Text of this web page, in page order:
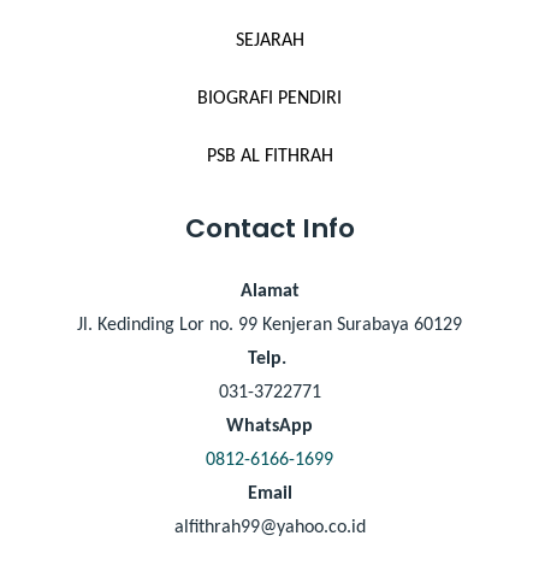
SEJARAH
BIOGRAFI PENDIRI
PSB AL FITHRAH
Contact Info
Alamat
Jl. Kedinding Lor no. 99 Kenjeran Surabaya 60129
Telp.
031-3722771
WhatsApp
0812-6166-1699
Email
alfithrah99@yahoo.co.id